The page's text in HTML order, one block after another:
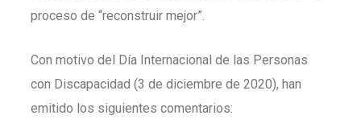
proceso de “reconstruir mejor”.
Con motivo del Día Internacional de las Personas
con Discapacidad (3 de diciembre de 2020), han
emitido los siguientes comentarios: